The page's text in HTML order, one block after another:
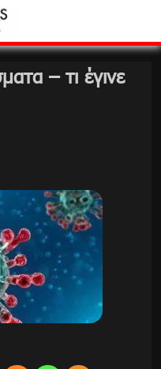
– τι έγινε